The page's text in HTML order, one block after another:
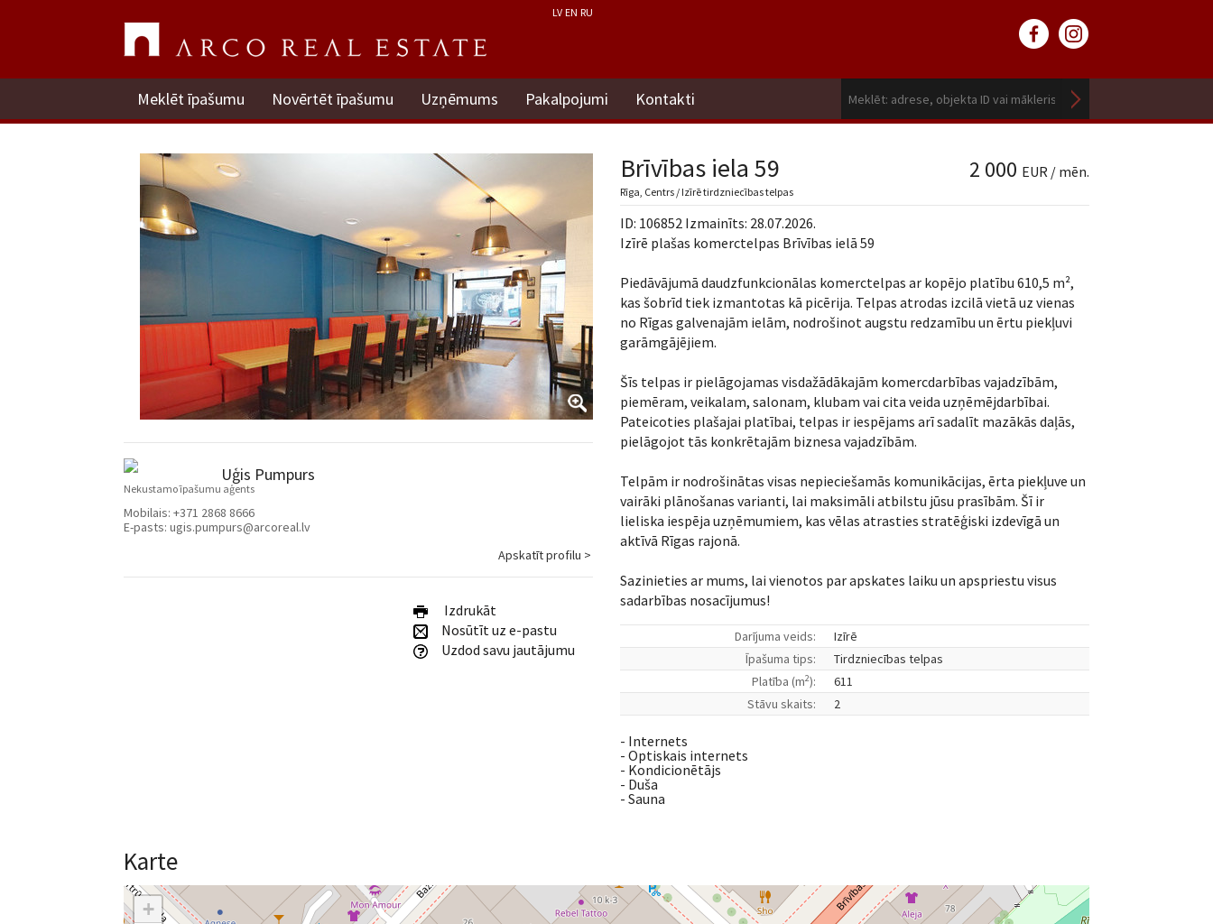
LV EN RU
Meklēt īpašumu Novērtēt īpašumu Uzņēmums Pakalpojumi Kontakti
Brīvības iela 59 2 000 EUR / mēn.
Rīga, Centrs / Izīrē tirdzniecības telpas
ID: 106852 Izmainīts: 28.07.2026.
Izīrē plašas komerctelpas Brīvības ielā 59
Piedāvājumā daudzfunkcionālas komerctelpas ar kopējo platību 610,5 m²,
kas šobrīd tiek izmantotas kā picērija. Telpas atrodas izcilā vietā uz vienas
no Rīgas galvenajām ielām, nodrošinot augstu redzamību un ērtu piekļuvi
garāmgājējiem.
Šīs telpas ir pielāgojamas visdažādākajām komercdarbības vajadzībām,
piemēram, veikalam, salonam, klubam vai cita veida uzņēmējdarbībai.
Pateicoties plašajai platībai, telpas ir iespējams arī sadalīt mazākās daļās,
pielāgojot tās konkrētajām biznesa vajadzībām.
Telpām ir nodrošinātas visas nepieciešamās komunikācijas, ērta piekļuve un
vairāki plānošanas varianti, lai maksimāli atbilstu jūsu prasībām. Šī ir
lieliska iespēja uzņēmumiem, kas vēlas atrasties stratēģiski izdevīgā un
aktīvā Rīgas rajonā.
Sazinieties ar mums, lai vienotos par apskates laiku un apspriestu visus
sadarbības nosacījumus!
Darījuma veids:
Izīrē
Īpašuma tips:
Tirdzniecības telpas
Platība (m2):
611
Stāvu skaits:
2
- Internets
- Optiskais internets
- Kondicionētājs
- Duša
- Sauna
Uģis Pumpurs
Nekustamo īpašumu aģents
Mobilais: +371 2868 8666
E-pasts: ugis.pumpurs@arcoreal.lv
Apskatīt profilu >
Izdrukāt
Nosūtīt uz e-pastu
Uzdod savu jautājumu
Karte
+